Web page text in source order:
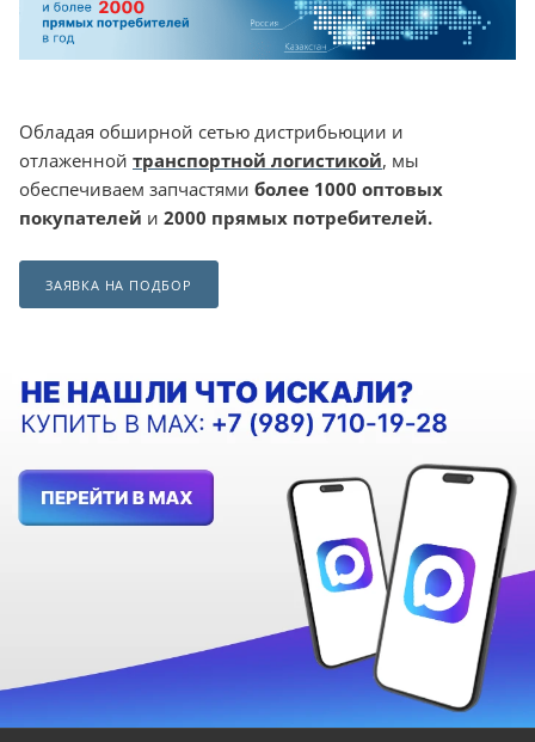
Обладая обширной сетью дистрибьюции и
отлаженной транспортной логистикой, мы
обеспечиваем запчастями более 1000 оптовых
покупателей и 2000 прямых потребителей.
ЗАЯВКА НА ПОДБОР